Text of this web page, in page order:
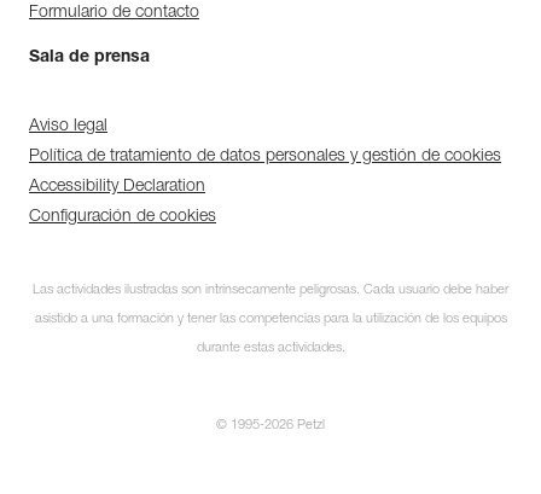
Formulario de contacto
Sala de prensa
Aviso legal
Política de tratamiento de datos personales y gestión de cookies
Accessibility Declaration
Configuración de cookies
Las actividades ilustradas son intrínsecamente peligrosas. Cada usuario debe haber
asistido a una formación y tener las competencias para la utilización de los equipos
durante estas actividades.
© 1995-2026 Petzl